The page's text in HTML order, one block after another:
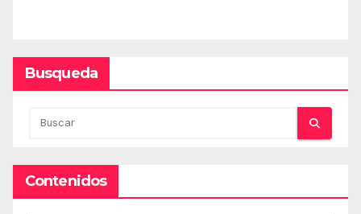
Busqueda
Contenidos